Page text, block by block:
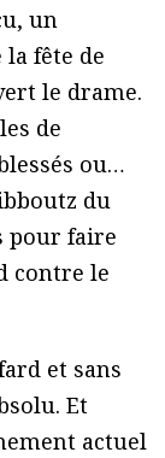
un
fête de
le drame.
de
ou…
du
pour faire
contre le
et sans
Et
actuel